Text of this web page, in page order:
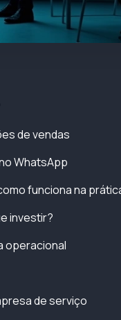
de vendas
WhatsApp
funciona na
investir?
operacional
de serviço